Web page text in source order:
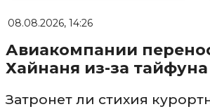
08.08.2026, 14:26
Авиакомпании
Хайнаня из-за
Затронет ли стихия